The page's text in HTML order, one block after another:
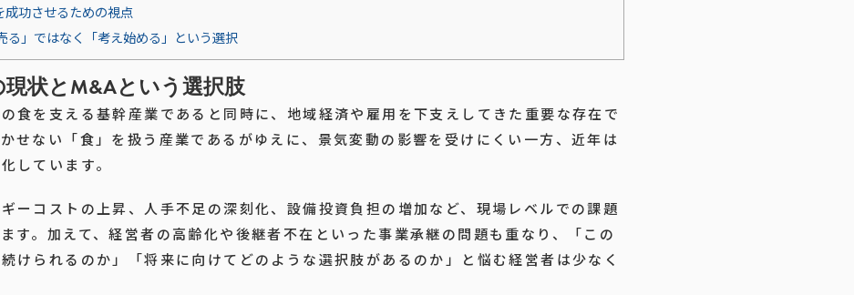
功させるための視点
る」ではなく「考え始める」という選択
状とM&Aという選択肢
食を支える基幹産業であると同時に、地域経済や雇用を下支えしてきた重要な存在で
せない「食」を扱う産業であるがゆえに、景気変動の影響を受けにくい一方、近年は
しています。
ーコストの上昇、人手不足の深刻化、設備投資負担の増加など、現場レベルでの課題
す。加えて、経営者の高齢化や後継者不在といった事業承継の問題も重なり、「この
けられるのか」「将来に向けてどのような選択肢があるのか」と悩む経営者は少なく